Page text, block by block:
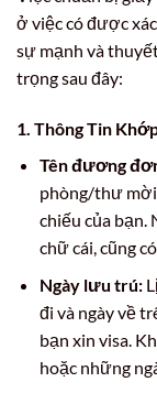
ở việc có được
sự mạnh và
trọng sau đây:
1. Thông Tin
Tên đương
phòng/thư
chiếu của bạn.
chữ cái, cũng
Ngày lưu trú:
đi và ngày về
bạn xin visa.
hoặc những